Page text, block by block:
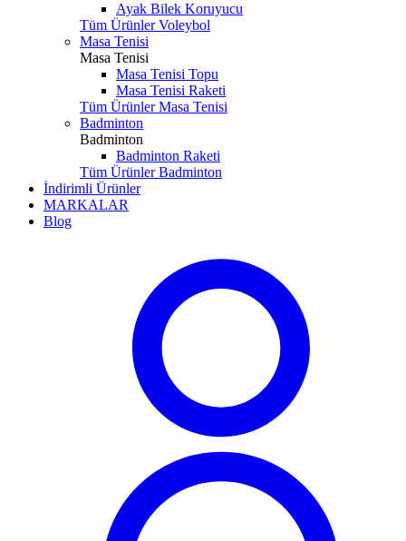
Ayak Bilek Koruyucu
Tüm Ürünler Voleybol
Masa Tenisi
Masa Tenisi
Masa Tenisi Topu
Masa Tenisi Raketi
Tüm Ürünler Masa Tenisi
Badminton
Badminton
Badminton Raketi
Tüm Ürünler Badminton
İndirimli Ürünler
MARKALAR
Blog